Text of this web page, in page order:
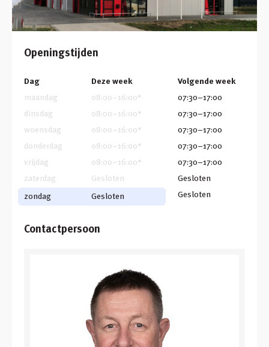
Openingstijden
Dag Deze week
Volgende week
maandag
08:00–16:00* 07:30–17:00
dinsdag
08:00–16:00* 07:30–17:00
woensdag
08:00–16:00* 07:30–17:00
donderdag
08:00–16:00* 07:30–17:00
vrijdag
08:00–16:00* 07:30–17:00
zaterdag
Gesloten
Gesloten
zondag
Gesloten Gesloten
Contactpersoon